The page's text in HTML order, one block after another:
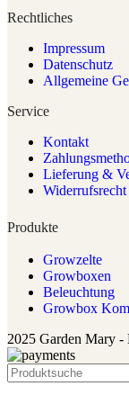
Rechtliches
Impressum
Datenschutz
Allgemeine
Service
Kontakt
Lieferung &
Widerrufsrecht
Produkte
Growzelte
Growboxen
Beleuchtung
Growbox
2025 Garden Mary -